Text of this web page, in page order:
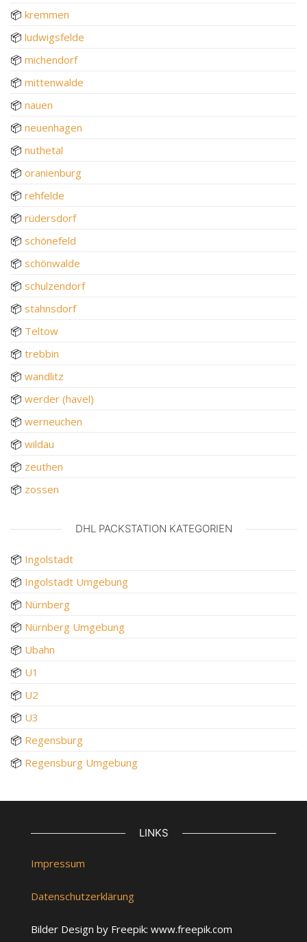
📦 kremmen
📦 ludwigsfelde
📦 michendorf
📦 mittenwalde
📦 nauen
📦 neuenhagen
📦 nuthetal
📦 oranienburg
📦 rehfelde
📦 rüdersdorf
📦 schönefeld
📦 schönwalde
📦 schulzendorf
📦 stahnsdorf
📦 Teltow
📦 trebbin
📦 wandlitz
📦 werder (havel)
📦 werneuchen
📦 wildau
📦 zeuthen
📦 zossen
DHL PACKSTATION KATEGORIEN
📦 Ingolstadt
📦 Ingolstadt Umgebung
📦 Nürnberg
📦 Nürnberg Umgebung
📦 Ubahn
📦 U1
📦 U2
📦 U3
📦 Regensburg
📦 Regensburg Umgebung
LINKS
Impressum
Datenschutzerklärung
Bilder Design by Freepik: www.freepik.com